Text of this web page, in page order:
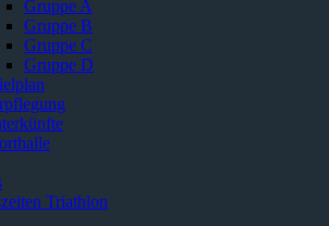
Gruppe A
Gruppe B
Gruppe C
Gruppe D
Triathlon